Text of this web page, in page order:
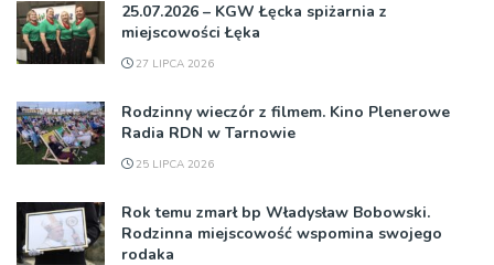
25.07.2026 – KGW Łęcka spiżarnia z
miejscowości Łęka
27 LIPCA 2026
Rodzinny wieczór z filmem. Kino Plenerowe
Radia RDN w Tarnowie
25 LIPCA 2026
Rok temu zmarł bp Władysław Bobowski.
Rodzinna miejscowość wspomina swojego
rodaka